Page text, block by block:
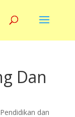
Dan
dan